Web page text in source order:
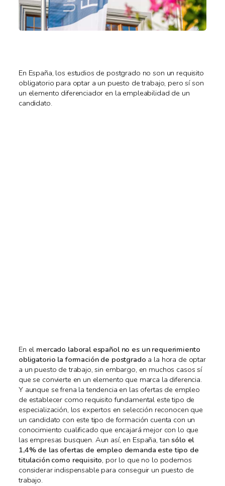
En España, los estudios de postgrado no son un requisito
obligatorio para optar a un puesto de trabajo, pero sí son
un elemento diferenciador en la empleabilidad de un
candidato.
En el mercado laboral español no es un requerimiento
obligatorio la formación de postgrado a la hora de optar
a un puesto de trabajo, sin embargo, en muchos casos sí
que se convierte en un elemento que marca la diferencia.
Y aunque se frena la tendencia en las ofertas de empleo
de establecer como requisito fundamental este tipo de
especialización, los expertos en selección reconocen que
un candidato con este tipo de formación cuenta con un
conocimiento cualificado que encajará mejor con lo que
las empresas busquen. Aun así, en España, tansólo el
1,4% de las ofertas de empleo demanda este tipo de
titulación como requisito, por lo que no lo podemos
considerar indispensable para conseguir un puesto de
trabajo.